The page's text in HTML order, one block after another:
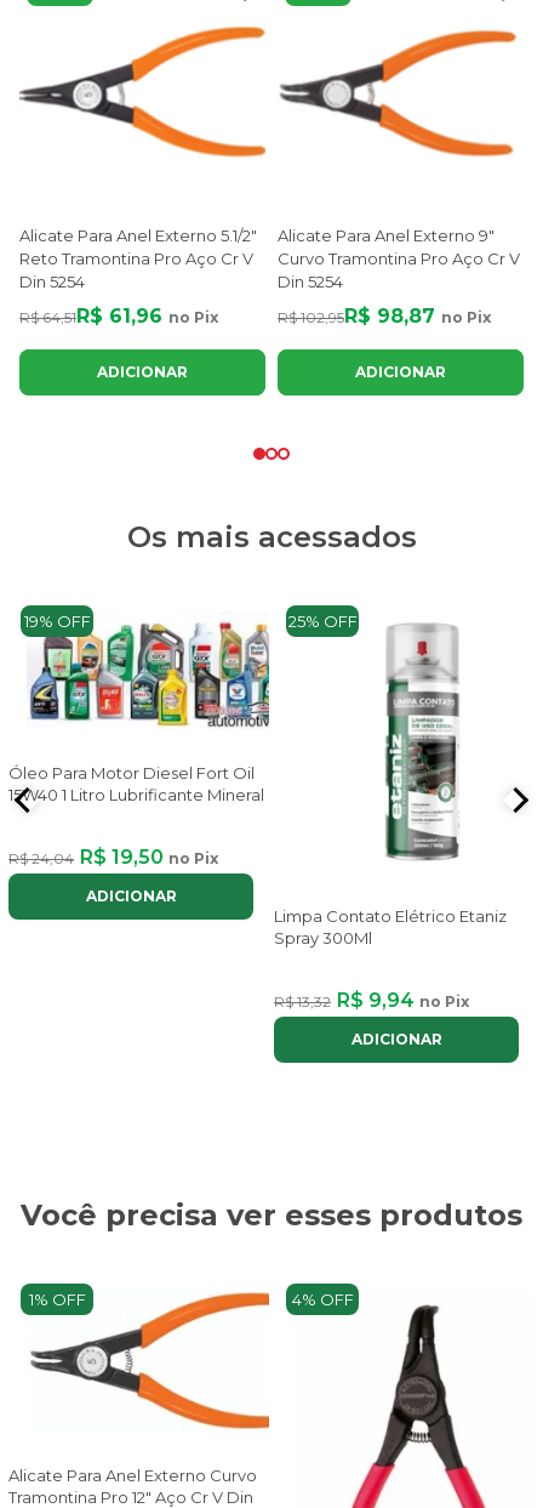
Alicate Para Anel Externo 5.1/2"
Reto Tramontina Pro Aço Cr V
Din 5254
R$ 64,51 R$ 61,96 no Pix
ADICIONAR
Alicate Para Anel Externo 9"
Curvo Tramontina Pro Aço Cr V
Din 5254
R$ 102,95 R$ 98,87 no Pix
ADICIONAR
Os mais acessados
19% OFF
Óleo Para Motor Diesel Fort Oil
15W40 1 Litro Lubrificante Mineral
R$ 24,04 R$ 19,50 no Pix
ADICIONAR
25% OFF
Limpa Contato Elétrico Etaniz
Spray 300Ml
R$ 13,32 R$ 9,94 no Pix
ADICIONAR
Você precisa ver esses produtos
1% OFF
Alicate Para Anel Externo Curvo
Tramontina Pro 12" Aço Cr V Din
4% OFF